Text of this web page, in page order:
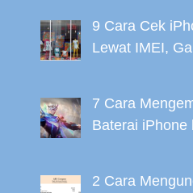
9 Cara Cek
Lewat IMEI,
7 Cara
Baterai iPhone
2 Cara